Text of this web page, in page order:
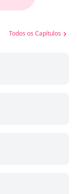
Todos os Capítulos